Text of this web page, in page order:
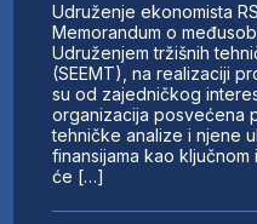
Udruženje ekonomista
Memorandum o
Udruženjem tržišnih
(SEEMT), na realizaciji
su od zajedničkog
organizacija posvećena
tehničke analize i njene
finansijama kao ključnom
će […]